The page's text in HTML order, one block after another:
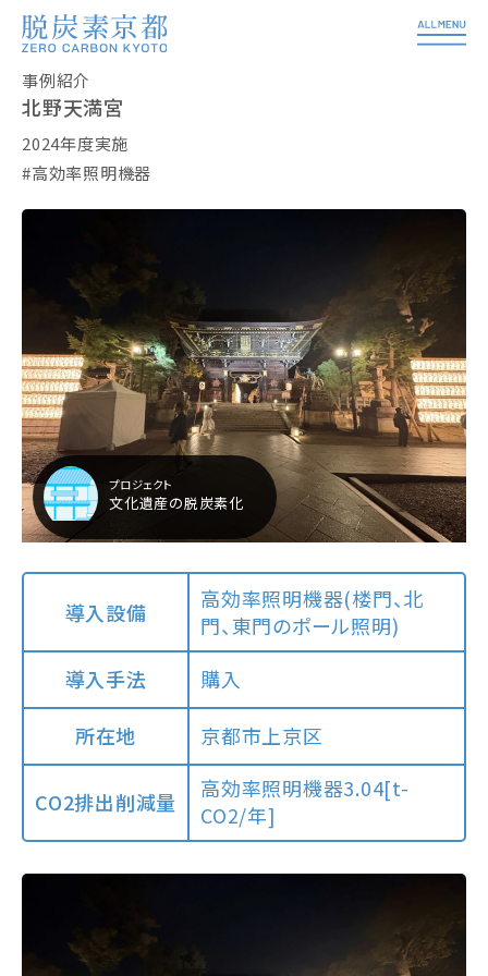
事例紹介
北野天満宮
2024年度実施
高効率照明機器
文化遺産の脱炭素化
導入設備
高効率照明機器(楼門、北
門、東門のポール照明)
導入手法
購入
所在地 京都市上京区
CO2排出削減量
高効率照明機器3.04[t-
CO2/年]